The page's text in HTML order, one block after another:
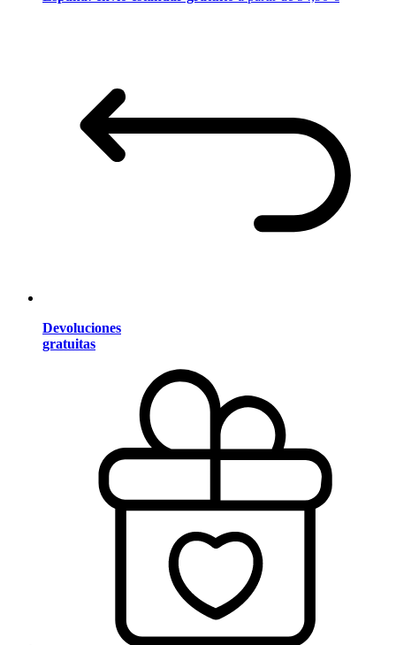
Devoluciones
gratuitas